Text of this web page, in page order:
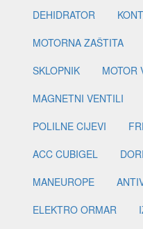
DEHIDRATOR
MOTORNA ZAŠTITA
SKLOPNIK
MOTOR
MAGNETNI VENTILI
POLILNE CIJEVI
ACC CUBIGEL
MANEUROPE
ELEKTRO ORMAR